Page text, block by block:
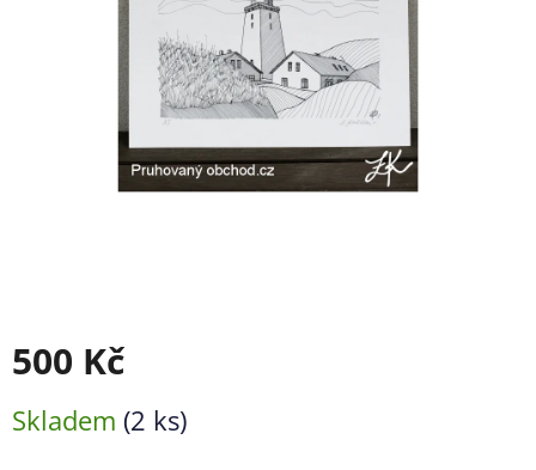
500 Kč
cena:
Skladem (2 ks)